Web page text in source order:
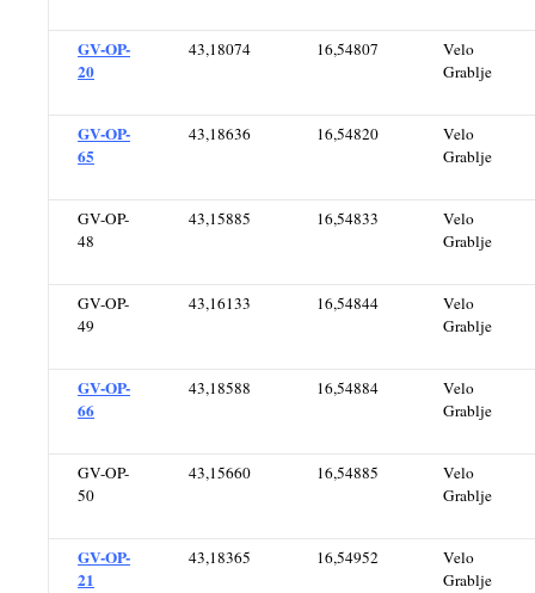
GV-OP-
20
43,18074 16,54807
Velo
Grablje
GV-OP-
65
43,18636 16,54820
Velo
Grablje
GV-OP-
48
43,15885 16,54833
Velo
Grablje
GV-OP-
49
43,16133 16,54844
Velo
Grablje
GV-OP-
66
43,18588 16,54884
Velo
Grablje
GV-OP-
50
43,15660 16,54885
Velo
Grablje
GV-OP-
21
43,18365 16,54952
Velo
Grablje